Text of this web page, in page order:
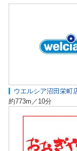
ウエルシア沼田栄町
約773m／10分